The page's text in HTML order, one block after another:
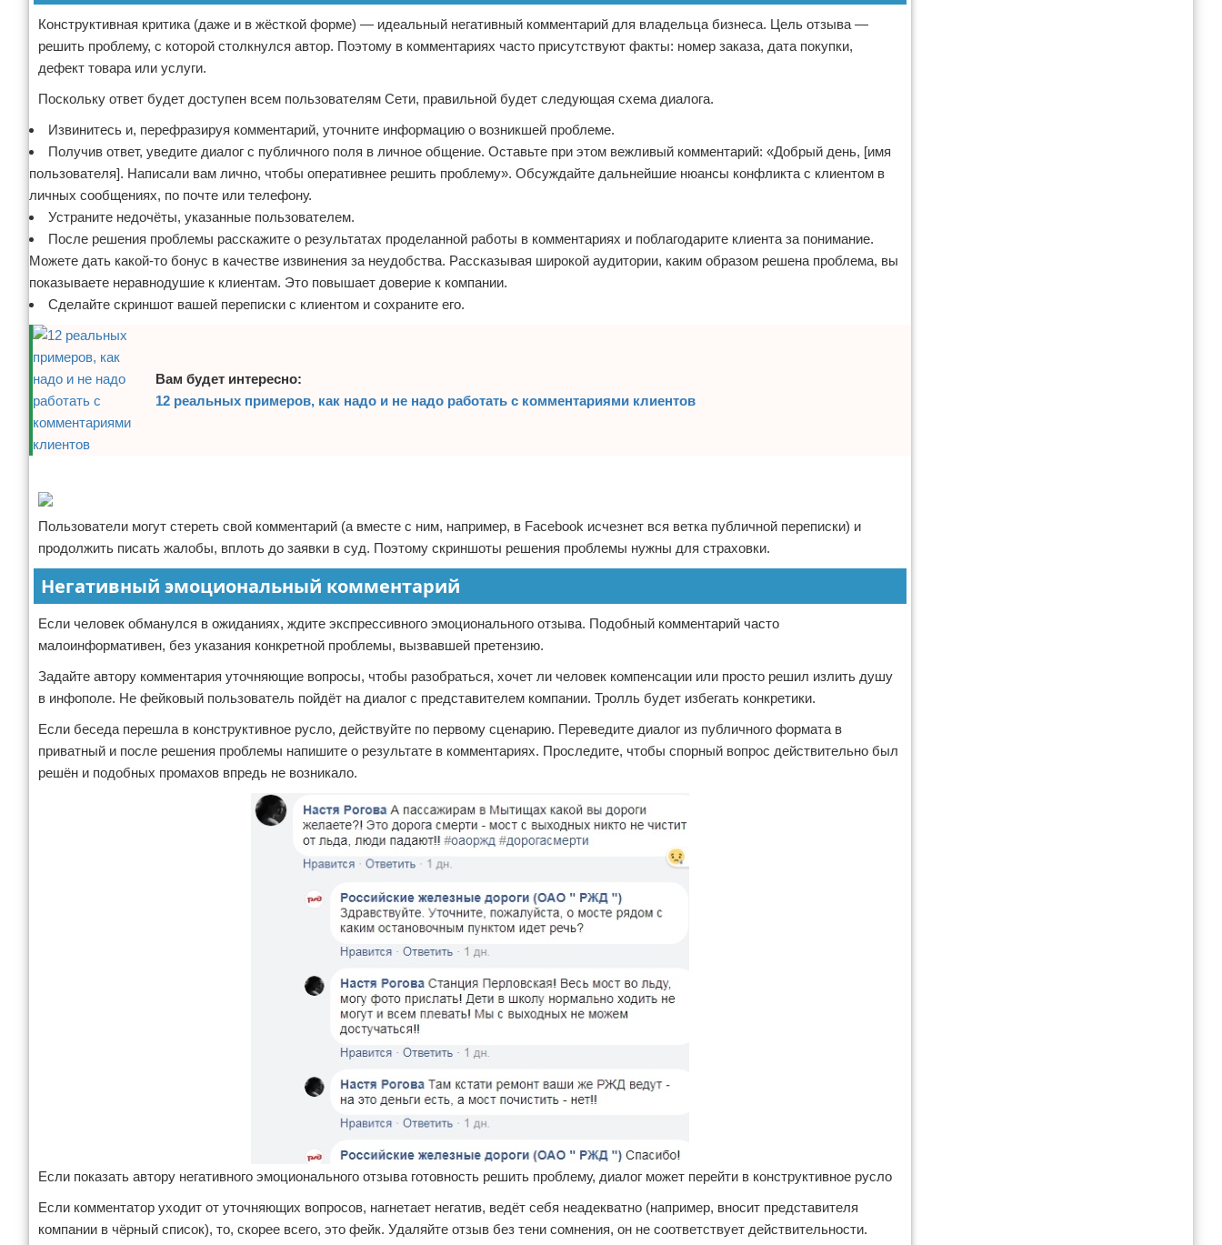
Конструктивная критика (даже и в жёсткой форме) — идеальный негативный комментарий для владельца бизнеса. Цель отзыва —
решить проблему, с которой столкнулся автор. Поэтому в комментариях часто присутствуют факты: номер заказа, дата покупки,
дефект товара или услуги.
Поскольку ответ будет доступен всем пользователям Сети, правильной будет следующая схема диалога.
Извинитесь и, перефразируя комментарий, уточните информацию о возникшей проблеме.
Получив ответ, уведите диалог с публичного поля в личное общение. Оставьте при этом вежливый комментарий: «Добрый день, [имя
пользователя]. Написали вам лично, чтобы оперативнее решить проблему». Обсуждайте дальнейшие нюансы конфликта с клиентом в
личных сообщениях, по почте или телефону.
Устраните недочёты, указанные пользователем.
После решения проблемы расскажите о результатах проделанной работы в комментариях и поблагодарите клиента за понимание.
Можете дать какой-то бонус в качестве извинения за неудобства. Рассказывая широкой аудитории, каким образом решена проблема, вы
показываете неравнодушие к клиентам. Это повышает доверие к компании.
Сделайте скриншот вашей переписки с клиентом и сохраните его.
Вам будет интересно:
12 реальных примеров, как надо и не надо работать с комментариями клиентов
Пользователи могут стереть свой комментарий (а вместе с ним, например, в Facebook исчезнет вся ветка публичной переписки) и
продолжить писать жалобы, вплоть до заявки в суд. Поэтому скриншоты решения проблемы нужны для страховки.
Негативный эмоциональный комментарий
Если человек обманулся в ожиданиях, ждите экспрессивного эмоционального отзыва. Подобный комментарий часто
малоинформативен, без указания конкретной проблемы, вызвавшей претензию.
Задайте автору комментария уточняющие вопросы, чтобы разобраться, хочет ли человек компенсации или просто решил излить душу
в инфополе. Не фейковый пользователь пойдёт на диалог с представителем компании. Тролль будет избегать конкретики.
Если беседа перешла в конструктивное русло, действуйте по первому сценарию. Переведите диалог из публичного формата в
приватный и после решения проблемы напишите о результате в комментариях. Проследите, чтобы спорный вопрос действительно был
решён и подобных промахов впредь не возникало.
Если показать автору негативного эмоционального отзыва готовность решить проблему, диалог может перейти в конструктивное русло
Если комментатор уходит от уточняющих вопросов, нагнетает негатив, ведёт себя неадекватно (например, вносит представителя
компании в чёрный список), то, скорее всего, это фейк. Удаляйте отзыв без тени сомнения, он не соответствует действительности.